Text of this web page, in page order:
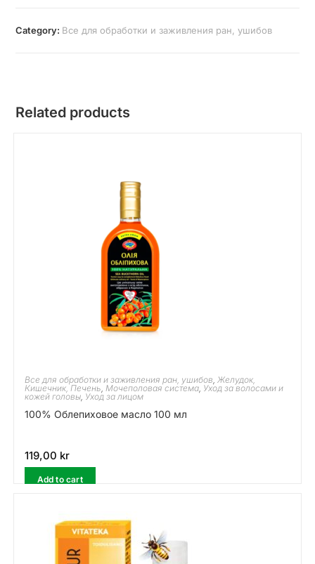
Category: Все для обработки и заживления ран, ушибов
Related products
Все для обработки и заживления ран, ушибов, Желудок,
Кишечник, Печень, Мочеполовая система, Уход за волосами и
кожей головы, Уход за лицом
100% Облепиховое масло 100 мл
119,00 kr
Add to cart